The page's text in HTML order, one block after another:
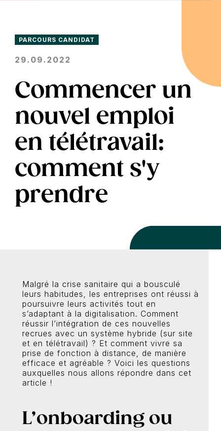
PARCOURS CANDIDAT
29.09.2022
Commencer un
nouvel emploi
en télétravail:
comment s'y
prendre
Malgré la crise sanitaire qui a bousculé
leurs habitudes, les entreprises ont réussi à
poursuivre leurs activités tout en
s’adaptant à la digitalisation. Comment
réussir l’intégration de ces nouvelles
recrues avec un système hybride (sur site
et en télétravail) ? Et comment vivre sa
prise de fonction à distance, de manière
efficace et agréable ? Voici les questions
auxquelles nous allons répondre dans cet
article !
L’onboarding ou